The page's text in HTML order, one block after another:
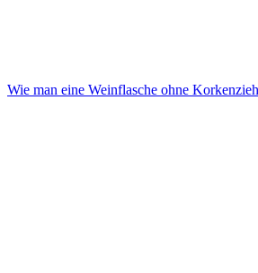
Wie man eine Weinflasche ohne